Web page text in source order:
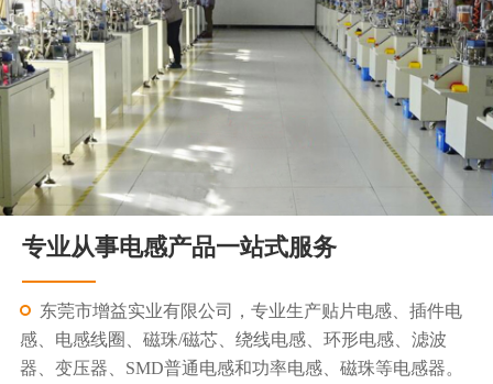
专业从事电感产品一站式服务
东莞市增益实业有限公司，专业生产贴片电感、插件电
感、电感线圈、磁珠/磁芯、绕线电感、环形电感、滤波
器、变压器、SMD普通电感和功率电感、磁珠等电感器。